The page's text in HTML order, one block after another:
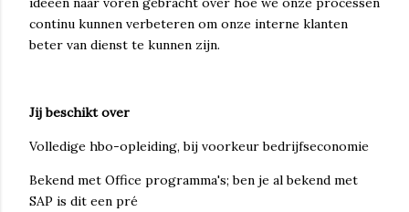
continu kunnen verbeteren om onze interne klanten
beter van dienst te kunnen zijn.
Jij beschikt over
Volledige hbo-opleiding, bij voorkeur bedrijfseconomie
Bekend met Office programma's; ben je al bekend met
SAP is dit een pré